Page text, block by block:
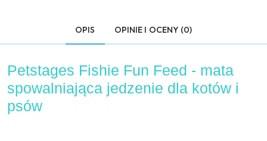
OPIS OPINIE I OCENY (0)
Petstages Fishie Fun Feed - mata
spowalniająca jedzenie dla kotów i
psów